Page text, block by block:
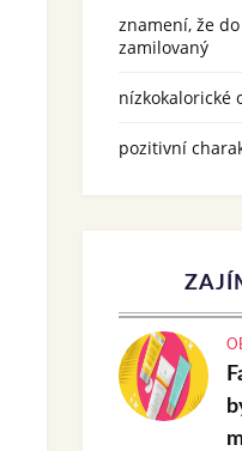
znamení, že
zamilovaný
nízkokalorické
pozitivní